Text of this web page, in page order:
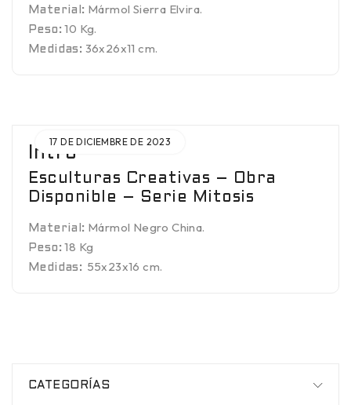
Material: Mármol Sierra Elvira.
Peso: 10 Kg.
Medidas: 36x26x11 cm.
17 DE DICIEMBRE DE 2023
Intro
Esculturas Creativas – Obra
Disponible – Serie Mitosis
Material: Mármol Negro China.
Peso: 18 Kg
Medidas: 55x23x16 cm.
CATEGORÍAS